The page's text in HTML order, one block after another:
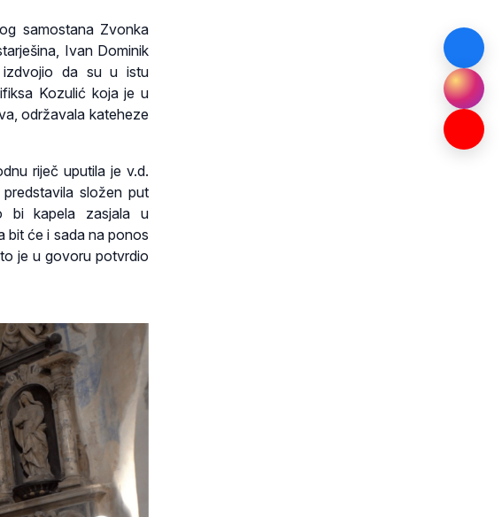
samostana Zvonka
Ivan Dominik
izdvojio da su u istu
Kozulić koja je u
održavala kateheze
riječ uputila je v.d.
složen put
bi kapela zasjala u
bit će i sada na ponos
je u govoru potvrdio